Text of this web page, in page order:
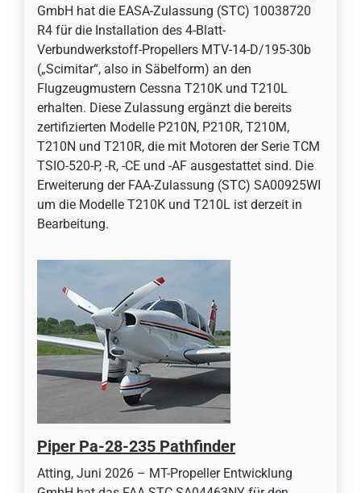
GmbH hat die EASA-Zulassung (STC) 10038720
R4 für die Installation des 4-Blatt-
Verbundwerkstoff-Propellers MTV-14-D/195-30b
(„Scimitar“, also in Säbelform) an den
Flugzeugmustern Cessna T210K und T210L
erhalten. Diese Zulassung ergänzt die bereits
zertifizierten Modelle P210N, P210R, T210M,
T210N und T210R, die mit Motoren der Serie TCM
TSIO-520-P, -R, -CE und -AF ausgestattet sind. Die
Erweiterung der FAA-Zulassung (STC) SA00925WI
um die Modelle T210K und T210L ist derzeit in
Bearbeitung.
Piper Pa-28-235 Pathfinder
Atting, Juni 2026 – MT-Propeller Entwicklung